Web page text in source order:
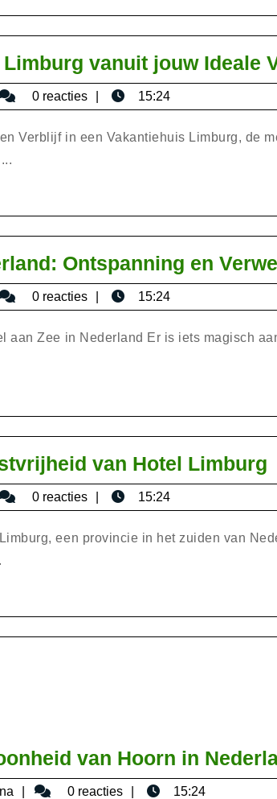
vanuit jouw Ideale
bisericaromana
0 reacties 15:24
Verblijf in een Vakantiehuis Limburg, de
Ontspanning en
bisericaromana
0 reacties 15:24
aan Zee in Nederland Er is iets magisch
van Hotel Limburg
bisericaromana
0 reacties 15:24
een provincie in het zuiden van
van Hoorn in
bisericaromana
0 reacties 15:24